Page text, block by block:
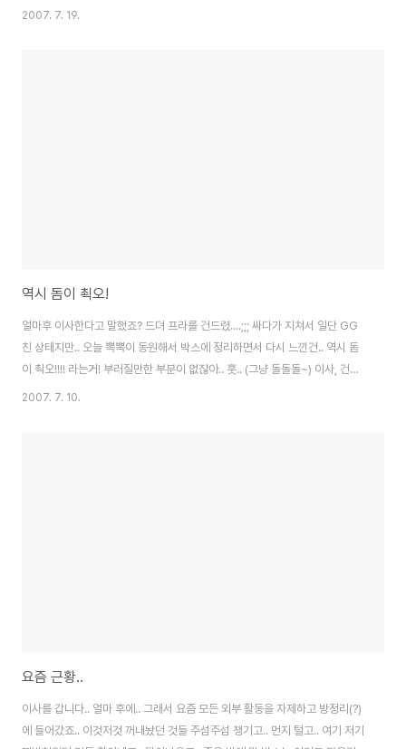
(.......) 정리는 엄두도 안나고 일단 잘 옮기기만 빌어야... 언제 다시 접속할지
2007. 7. 19.
역시 돔이 쵝오!
얼마후 이사한다고 말했죠? 드뎌 프라를 건드렸....;;; 싸다가 지쳐서 일단 GG
친 상태지만.. 오늘 뽁뽁이 동원해서 박스에 정리하면서 다시 느낀건.. 역시 돔
이 쵝오!!!! 라는거! 부러질만한 부분이 없잖아.. 훗.. (그냥 돌돌돌~) 이사, 건프
라, 돔
2007. 7. 10.
요즘 근황..
이사를 갑니다.. 얼마 후에.. 그래서 요즘 모든 외부 활동을 자제하고 방정리(?)
에 들어갔죠.. 이것저것 꺼내놨던 것들 주섬주섬 챙기고.. 먼지 털고.. 여기 저기